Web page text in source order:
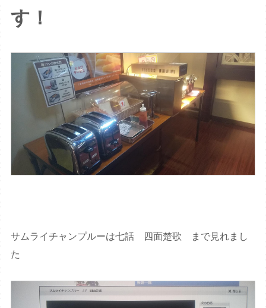
す！
サムライチャンプルーは七話 四面楚歌 まで見れまし
た